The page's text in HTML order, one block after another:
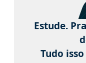
Estude.
Tudo